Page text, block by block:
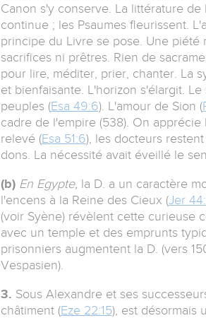
Canon s'y conserve. La littérature de
continue ; les Psaumes fleurissent.
principe du Livre se pose. Une
sacrifices ni prêtres. Rien de
pour lire, méditer, prier, chanter. La
et bienfaisante. L'horizon s'élargit.
peuples (Esa 49:6). L'amour de Sion (
cadre de l'empire (538). On
relevé (Esa 51:6), les docteurs
dons. La nécessité avait éveillé le
(b) En Egypte, la D. a un caractère
l'encens à la Reine des Cieux (Jer
(voir Syène) révèlent cette curieuse
avec un temple et des emprunts
prisonniers augmentent la D. (vers
Vespasien).
3. Sous Alexandre et ses
châtiment (Eze 22:15), est désormais